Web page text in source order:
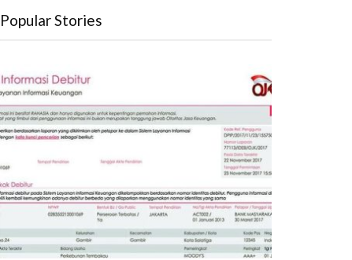
Popular Stories